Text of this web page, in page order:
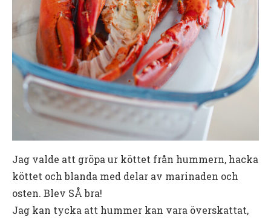
Jag valde att gröpa ur köttet från hummern, hacka
köttet och blanda med delar av marinaden och
osten. Blev SÅ bra!
Jag kan tycka att hummer kan vara överskattat,